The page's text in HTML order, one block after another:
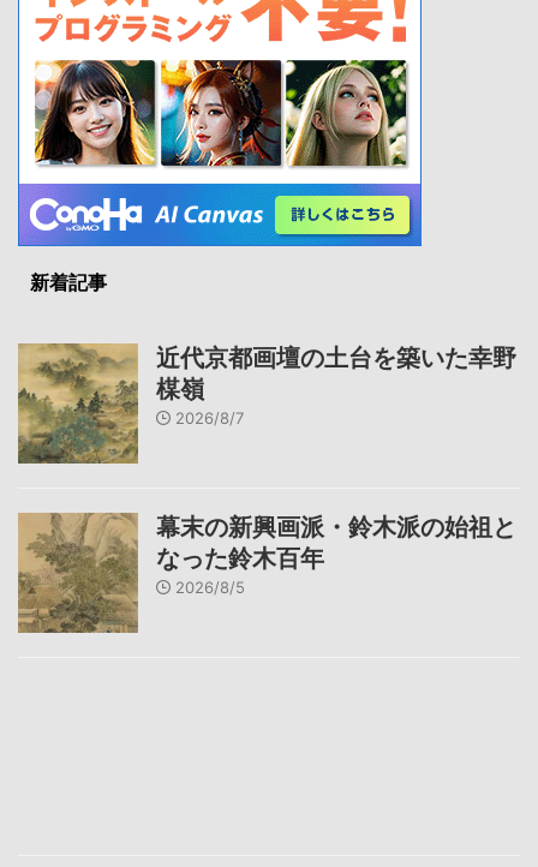
新着記事
近代京都画壇の土台を築いた幸野
楳嶺
2026/8/7
幕末の新興画派・鈴木派の始祖と
なった鈴木百年
2026/8/5